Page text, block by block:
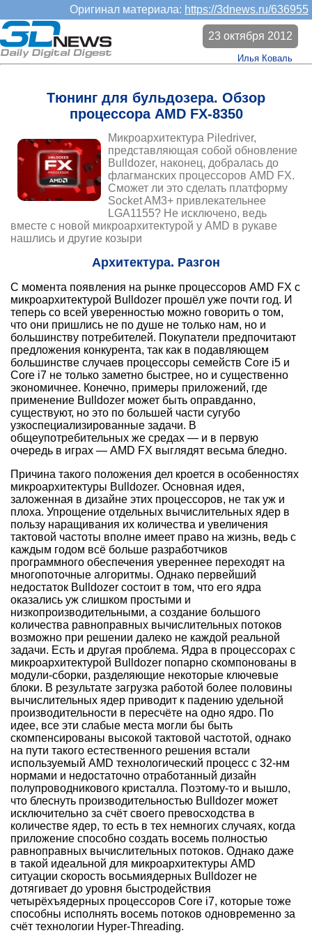
Оригинал материала: https://3dnews.ru/636955
Тюнинг для бульдозера. Обзор
процессора AMD FX-8350
Микроархитектура Piledriver,
представляющая собой обновление
Bulldozer, наконец, добралась до
флагманских процессоров AMD FX.
Сможет ли это сделать платформу
Socket AM3+ привлекательнее
LGA1155? Не исключено, ведь
вместе с новой микроархитектурой у AMD в рукаве
нашлись и другие козыри
23 октября 2012
Илья Коваль
Архитектура. Разгон
С момента появления на рынке процессоров AMD FX с
микроархитектурой Bulldozer прошёл уже почти год. И
теперь со всей уверенностью можно говорить о том,
что они пришлись не по душе не только нам, но и
большинству потребителей. Покупатели предпочитают
предложения конкурента, так как в подавляющем
большинстве случаев процессоры семейств Core i5 и
Core i7 не только заметно быстрее, но и существенно
экономичнее. Конечно, примеры приложений, где
применение Bulldozer может быть оправданно,
существуют, но это по большей части сугубо
узкоспециализированные задачи. В
общеупотребительных же средах — и в первую
очередь в играх — AMD FX выглядят весьма бледно.
Причина такого положения дел кроется в особенностях
микроархитектуры Bulldozer. Основная идея,
заложенная в дизайне этих процессоров, не так уж и
плоха. Упрощение отдельных вычислительных ядер в
пользу наращивания их количества и увеличения
тактовой частоты вполне имеет право на жизнь, ведь с
каждым годом всё больше разработчиков
программного обеспечения увереннее переходят на
многопоточные алгоритмы. Однако первейший
недостаток Bulldozer состоит в том, что его ядра
оказались уж слишком простыми и
низкопроизводительными, а создание большого
количества равноправных вычислительных потоков
возможно при решении далеко не каждой реальной
задачи. Есть и другая проблема. Ядра в процессорах с
микроархитектурой Bulldozer попарно скомпонованы в
модули-сборки, разделяющие некоторые ключевые
блоки. В результате загрузка работой более половины
вычислительных ядер приводит к падению удельной
производительности в пересчёте на одно ядро. По
идее, все эти слабые места могли бы быть
скомпенсированы высокой тактовой частотой, однако
на пути такого естественного решения встали
используемый AMD технологический процесс с 32-нм
нормами и недостаточно отработанный дизайн
полупроводникового кристалла. Поэтому-то и вышло,
что блеснуть производительностью Bulldozer может
исключительно за счёт своего превосходства в
количестве ядер, то есть в тех немногих случаях, когда
приложение способно создать восемь полностью
равноправных вычислительных потоков. Однако даже
в такой идеальной для микроархитектуры AMD
ситуации скорость восьмиядерных Bulldozer не
дотягивает до уровня быстродействия
четырёхъядерных процессоров Core i7, которые тоже
способны исполнять восемь потоков одновременно за
счёт технологии Hyper-Threading.